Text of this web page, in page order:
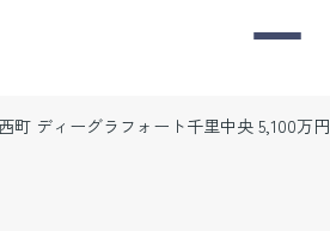
ディーグラフォート千里中央 5,100万円